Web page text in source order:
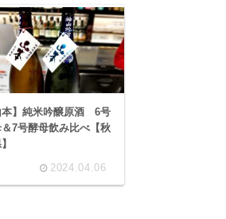
本】純米吟醸原酒 6号
7号酵母飲み比べ【秋
2024.04.06